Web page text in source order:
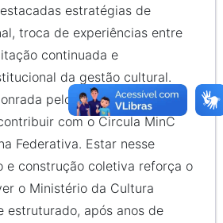
estratégias de
troca de experiências entre
continuada e
da gestão cultural.
pelo convite e pela
com o Circula MinC
Federativa. Estar nesse
e construção coletiva reforça o
o Ministério da Cultura
estruturado, após anos de